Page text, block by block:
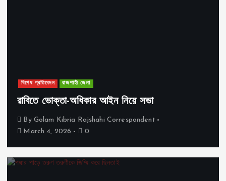
বিশেষ প্রতিবেদন রাজশাহী জেলা
রাবিতে ভোক্তা-অধিকার আইন নিয়ে সভা
By Golam Kibria Rajshahi Correspondent
March 4, 2026
0